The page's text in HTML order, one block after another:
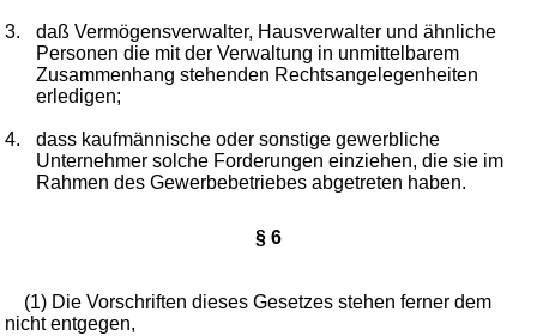
3.
daß Vermögensverwalter, Hausverwalter und ähnliche
Personen die mit der Verwaltung in unmittelbarem
Zusammenhang stehenden Rechtsangelegenheiten
erledigen;
4.
dass kaufmännische oder sonstige gewerbliche
Unternehmer solche Forderungen einziehen, die sie im
Rahmen des Gewerbebetriebes abgetreten haben.
§ 6
(1) Die Vorschriften dieses Gesetzes stehen ferner dem
nicht entgegen,